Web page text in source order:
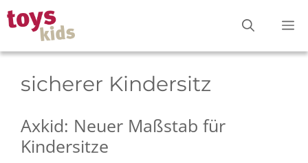
Zum
Inhalt
springen
sicherer Kindersitz
Axkid: Neuer Maßstab für
Kindersitze